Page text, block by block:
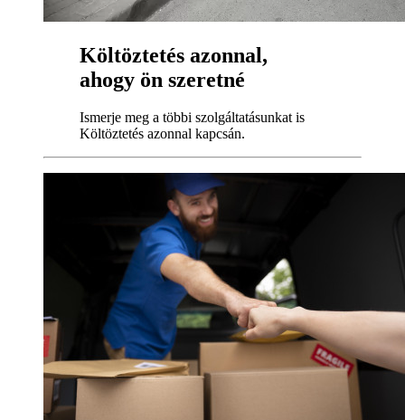
Költöztetés azonnal,
ahogy ön szeretné
Ismerje meg a többi szolgáltatásunkat is
Költöztetés azonnal kapcsán.